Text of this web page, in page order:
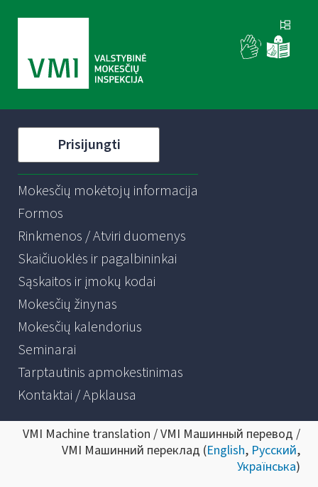
Prisijungti
Mokesčių mokėtojų informacija
Formos
Rinkmenos / Atviri duomenys
Skaičiuoklės ir pagalbininkai
Sąskaitos ir įmokų kodai
Mokesčių žinynas
Mokesčių kalendorius
Seminarai
Tarptautinis apmokestinimas
Kontaktai / Apklausa
VMI Machine translation / VMI Машинный перевод /
VMI Машинний переклад (English, Русский,
Українська)